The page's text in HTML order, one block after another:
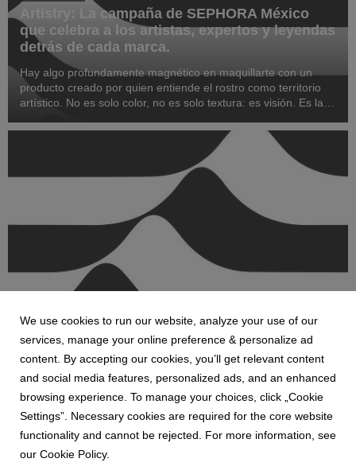
Artistry: La campaña de SEPHORA México
que celebra a los artistas, expertos y leyendas
detrás de cada marca.
Hay algo profundamente magnético en maquillarte con un
producto creado por quien entiende el rostro como territorio
artístico. No es solo color, no es solo textura: es visión. Es la
fotografiados del mundo, que ha probado f...
SEPHORA
Mauricio Padilla comienza una nueva etapa
como CEO de SEPHORA México
La evolución es la constante de nuestro mundo y la belleza
metas, en pro de responder al desarrollo global. Hoy, Mauricio
Padilla es nombrado CEO de SEPHORA México, siendo el
We use cookies to run our website, analyze your use of our
services, manage your online preference & personalize ad
content. By accepting our cookies, you’ll get relevant content
and social media features, personalized ads, and an enhanced
browsing experience. To manage your choices, click „Cookie
Settings”. Necessary cookies are required for the core website
functionality and cannot be rejected. For more information, see
our Cookie Policy.